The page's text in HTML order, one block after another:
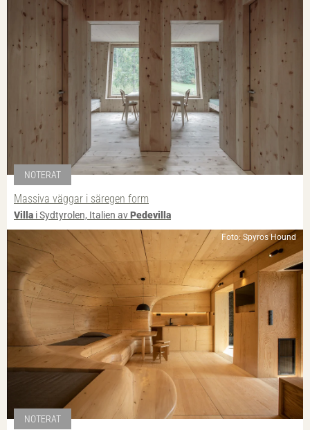
NOTERAT
Massiva väggar i säregen form
Villa i Sydtyrolen, Italien avPedevilla
Foto: Spyros Hound
NOTERAT